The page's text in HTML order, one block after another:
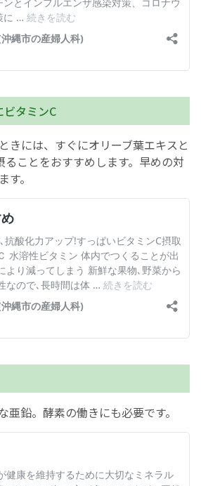
タミンC
きには、すぐにオリーブ葉エキスと
ることをおすすめします。早めの対
。
亜鉛。酵素の働きにも必要です。